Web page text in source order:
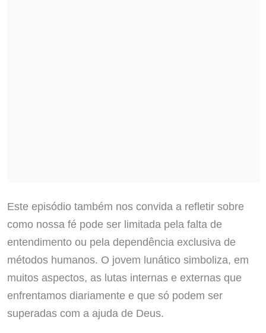
Este episódio também nos convida a refletir sobre
como nossa fé pode ser limitada pela falta de
entendimento ou pela dependência exclusiva de
métodos humanos. O jovem lunático simboliza, em
muitos aspectos, as lutas internas e externas que
enfrentamos diariamente e que só podem ser
superadas com a ajuda de Deus.